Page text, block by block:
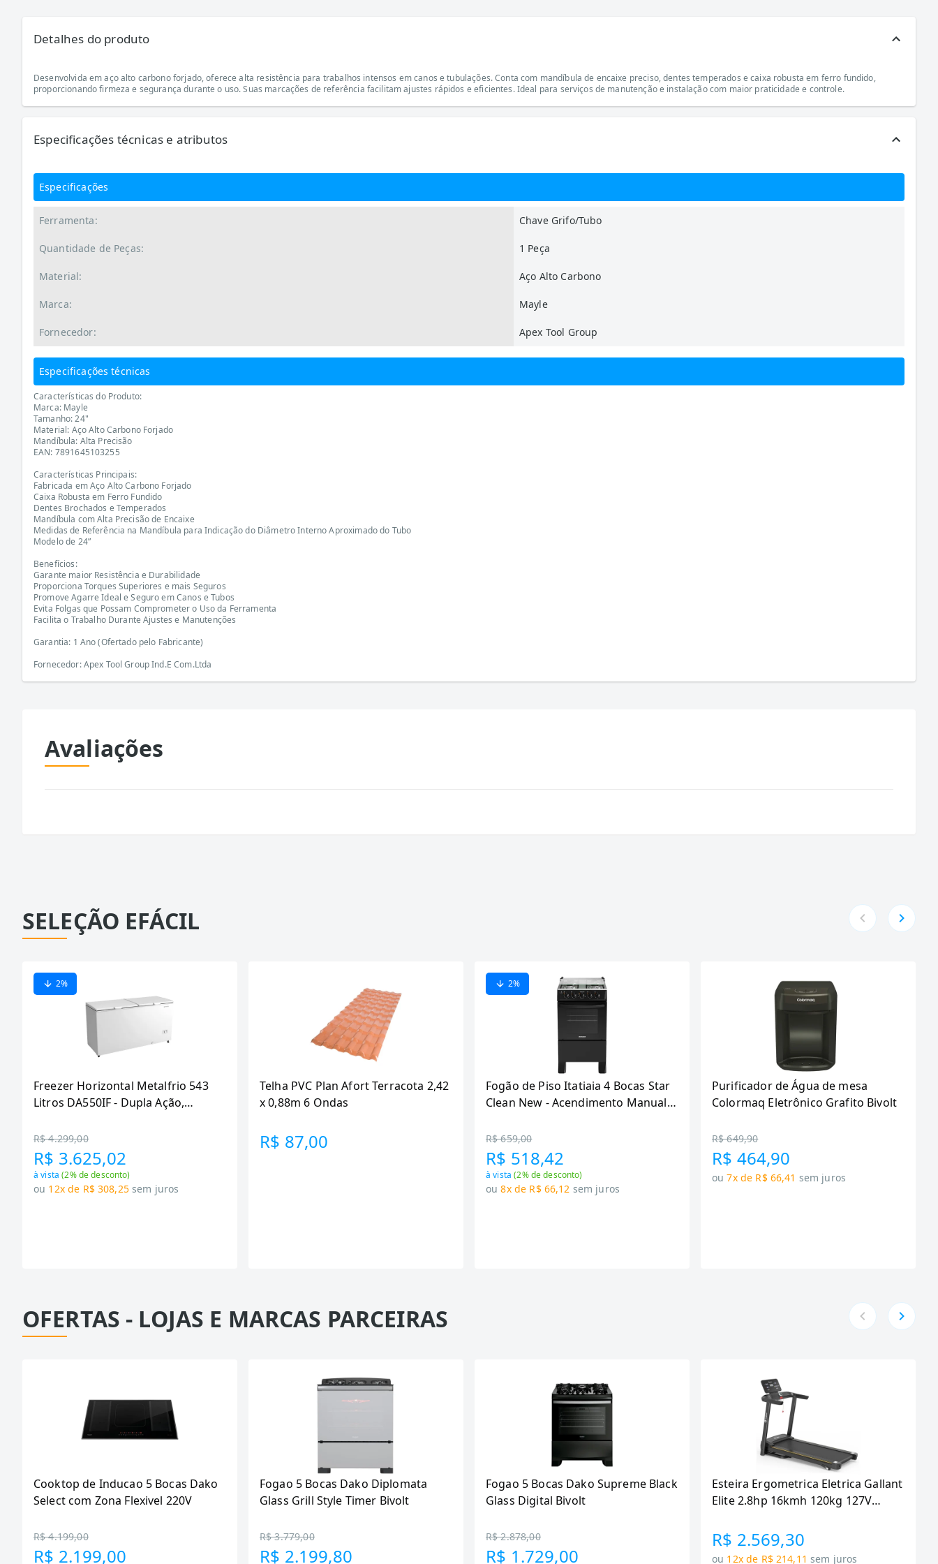
Detalhes do produto
Desenvolvida em aço alto carbono forjado, oferece alta resistência para trabalhos intensos em canos e tubulações. Conta com mandíbula de encaixe preciso, dentes temperados e caixa robusta em ferro fundido,
proporcionando firmeza e segurança durante o uso. Suas marcações de referência facilitam ajustes rápidos e eficientes. Ideal para serviços de manutenção e instalação com maior praticidade e controle.
Especificações técnicas e atributos
Especificações
Ferramenta: Chave Grifo/Tubo
Quantidade de Peças: 1 Peça
Material: Aço Alto Carbono
Marca: Mayle
Fornecedor: Apex Tool Group
Especificações técnicas
Características do Produto:
Marca: Mayle
Tamanho: 24"
Material: Aço Alto Carbono Forjado
Mandíbula: Alta Precisão
EAN: 7891645103255
Características Principais:
Fabricada em Aço Alto Carbono Forjado
Caixa Robusta em Ferro Fundido
Dentes Brochados e Temperados
Mandíbula com Alta Precisão de Encaixe
Medidas de Referência na Mandíbula para Indicação do Diâmetro Interno Aproximado do Tubo
Modelo de 24”
Benefícios:
Garante maior Resistência e Durabilidade
Proporciona Torques Superiores e mais Seguros
Promove Agarre Ideal e Seguro em Canos e Tubos
Evita Folgas que Possam Comprometer o Uso da Ferramenta
Facilita o Trabalho Durante Ajustes e Manutenções
Garantia: 1 Ano (Ofertado pelo Fabricante)
Fornecedor: Apex Tool Group Ind.E Com.Ltda
Avaliações
SELEÇÃO EFÁCIL
2%
Freezer Horizontal Metalfrio 543
Litros DA550IF - Dupla Ação,
R$ 4.299,00
R$ 3.625,02
à vista(2% de desconto)
ou 12x de R$ 308,25 sem juros
Telha PVC Plan Afort Terracota 2,42
x 0,88m 6 Ondas
R$ 87,00
2%
Fogão de Piso Itatiaia 4 Bocas Star
Clean New - Acendimento Manual,
R$ 659,00
R$ 518,42
à vista(2% de desconto)
ou 8x de R$ 66,12 sem juros
Purificador de Água de mesa
Colormaq Eletrônico Grafito Bivolt
R$ 649,90
R$ 464,90
ou 7x de R$ 66,41 sem juros
OFERTAS - LOJAS E MARCAS PARCEIRAS
Cooktop de Inducao 5 Bocas Dako
Select com Zona Flexivel 220V
R$ 4.199,00
R$ 2.199,00
Fogao 5 Bocas Dako Diplomata
Glass Grill Style Timer Bivolt
R$ 3.779,00
R$ 2.199,80
Fogao 5 Bocas Dako Supreme Black
Glass Digital Bivolt
R$ 2.878,00
R$ 1.729,00
Esteira Ergometrica Eletrica Gallant
Elite 2.8hp 16kmh 120kg 127V
R$ 2.569,30
ou 12x de R$ 214,11 sem juros